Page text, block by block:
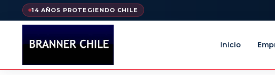
14 AÑOS PROTEGIENDO CHILE
Inicio